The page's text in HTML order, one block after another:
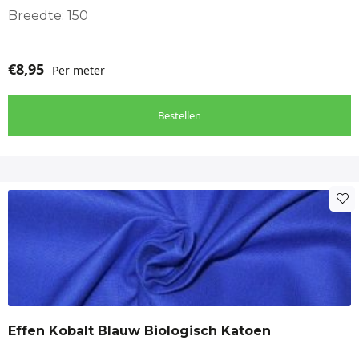
Breedte: 150
€8,95 Per meter
Bestellen
Effen Kobalt Blauw Biologisch Katoen